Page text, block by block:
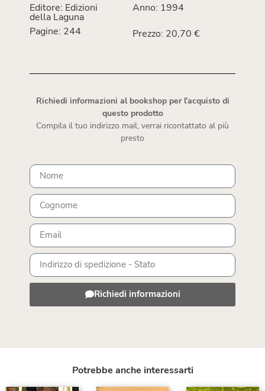
Editore: Edizioni
della Laguna
Anno: 1994
Pagine: 244
Prezzo: 20,70 €
Richiedi informazioni al bookshop per l’acquisto di
questo prodotto
Compila il tuo indirizzo mail, verrai ricontattato al più
presto
Richiedi informazioni
Potrebbe anche interessarti